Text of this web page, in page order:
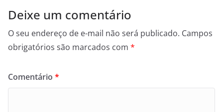
Deixe um comentário
O seu endereço de e-mail não será publicado. Campos
obrigatórios são marcados com *
Comentário *